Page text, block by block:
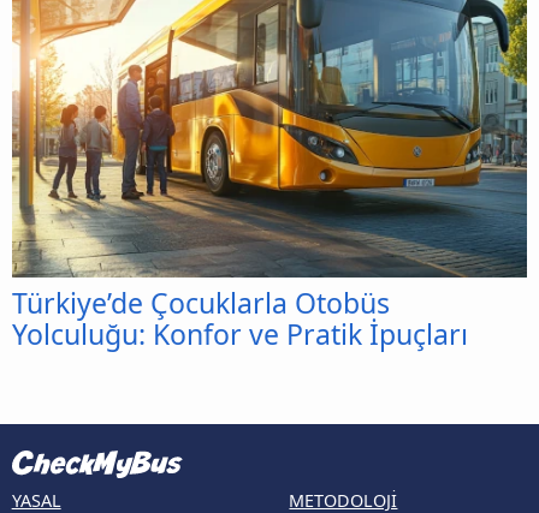
Türkiye’de Çocuklarla Otobüs
Yolculuğu: Konfor ve Pratik İpuçları
YASAL METODOLOJI